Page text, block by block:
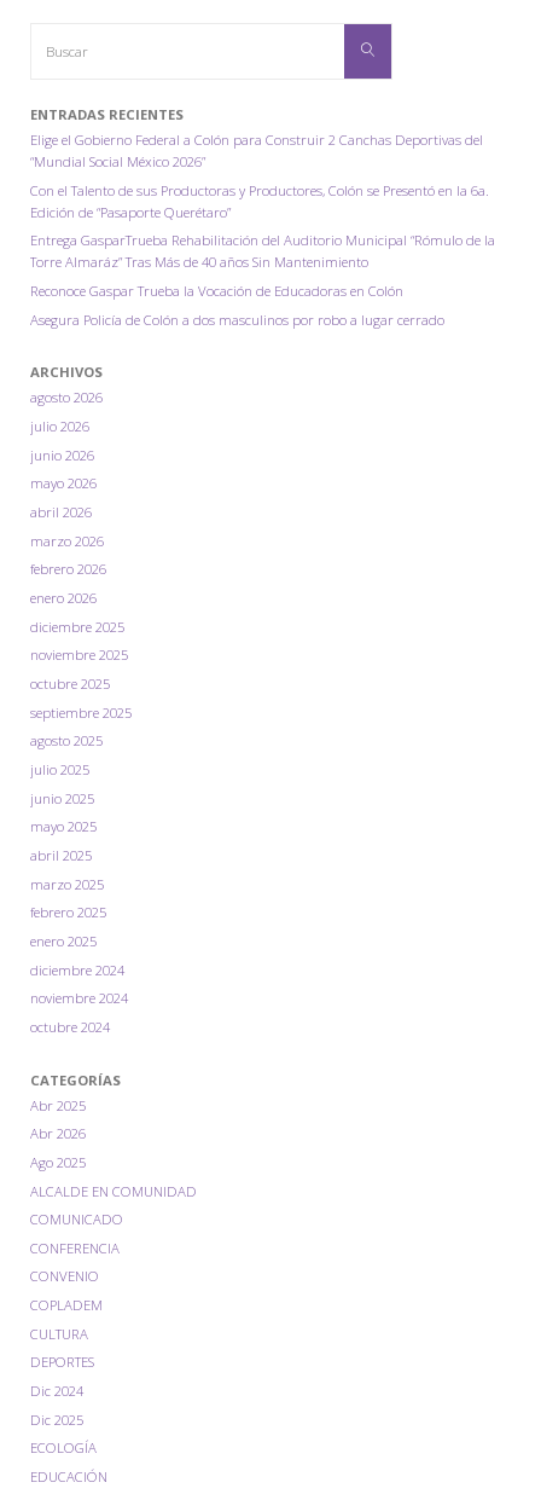
Alegría
en
Colón
Buscar
ENTRADAS RECIENTES
Elige el Gobierno Federal a Colón para Construir 2 Canchas Deportivas del
“Mundial Social México 2026”
Con el Talento de sus Productoras y Productores, Colón se Presentó en la 6a.
Edición de “Pasaporte Querétaro”
Entrega GasparTrueba Rehabilitación del Auditorio Municipal “Rómulo de la
Torre Almaráz” Tras Más de 40 años Sin Mantenimiento
Reconoce Gaspar Trueba la Vocación de Educadoras en Colón
Asegura Policía de Colón a dos masculinos por robo a lugar cerrado
ARCHIVOS
agosto 2026
julio 2026
junio 2026
mayo 2026
abril 2026
marzo 2026
febrero 2026
enero 2026
diciembre 2025
noviembre 2025
octubre 2025
septiembre 2025
agosto 2025
julio 2025
junio 2025
mayo 2025
abril 2025
marzo 2025
febrero 2025
enero 2025
diciembre 2024
noviembre 2024
octubre 2024
CATEGORÍAS
Abr 2025
Abr 2026
Ago 2025
ALCALDE EN COMUNIDAD
COMUNICADO
CONFERENCIA
CONVENIO
COPLADEM
CULTURA
DEPORTES
Dic 2024
Dic 2025
ECOLOGÍA
EDUCACIÓN